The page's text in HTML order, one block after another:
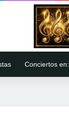
Conciertos en: